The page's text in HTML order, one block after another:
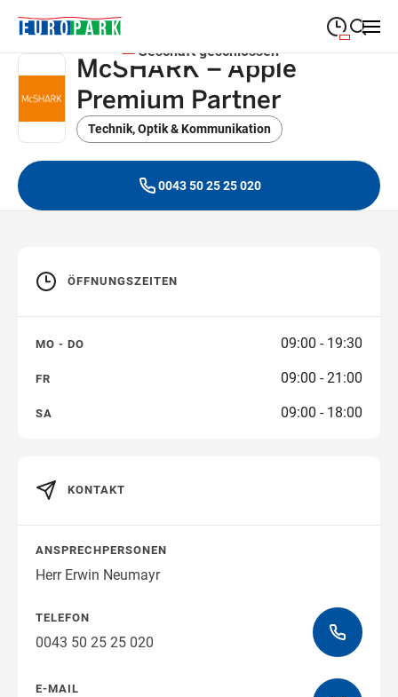
Suche schließen
MONTAG 09:00
Dienstag
DIENSTAG
MITTWOCH 09:00—19:30
DONNERSTAG 09:00—19:30
Samstag
Geschäft geschlossen
McSHARK – Apple
Premium Partner
Technik, Optik & Kommunikation
0043 50 25 25 020
ÖFFNUNGSZEITEN
MO - DO 09:00 - 19:30
FR 09:00 - 21:00
SA 09:00 - 18:00
KONTAKT
ANSPRECHPERSONEN
Herr Erwin Neumayr
TELEFON
0043 50 25 25 020
E-MAIL